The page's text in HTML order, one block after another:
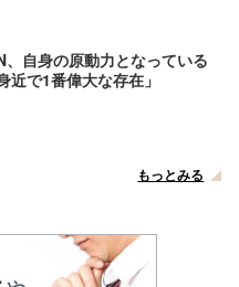
自身の原動力となっている
近で1番偉大な存在」
もっとみる